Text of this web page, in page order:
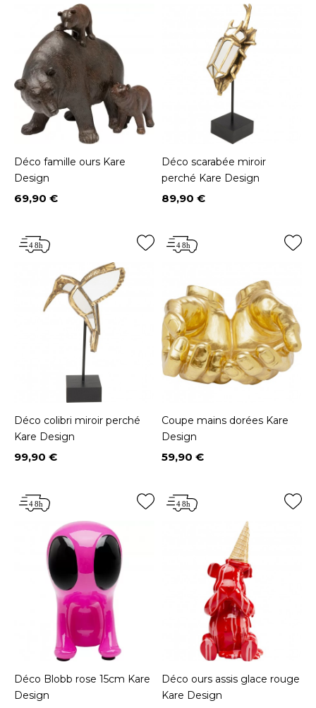
Déco famille ours Kare
Design
Prix
69,90 €
Déco scarabée miroir
perché Kare Design
Prix
89,90 €
Déco colibri miroir perché
Kare Design
Prix
99,90 €
Coupe mains dorées Kare
Design
Prix
59,90 €
Déco Blobb rose 15cm Kare
Design
Déco ours assis glace rouge
Kare Design